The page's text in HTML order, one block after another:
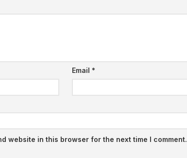
Email*
website in this browser for the next time I comment.